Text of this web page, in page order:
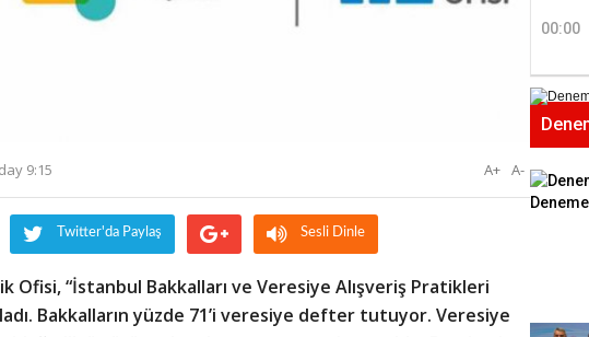
9:15 A-
A+
Twitter'da Paylaş Sesli Dinle
Ofisi, “İstanbul Bakkalları ve Veresiye Alışveriş Pratikleri
Bakkalların yüzde 71’i veresiye defter tutuyor. Veresiye
00:00
Deneme